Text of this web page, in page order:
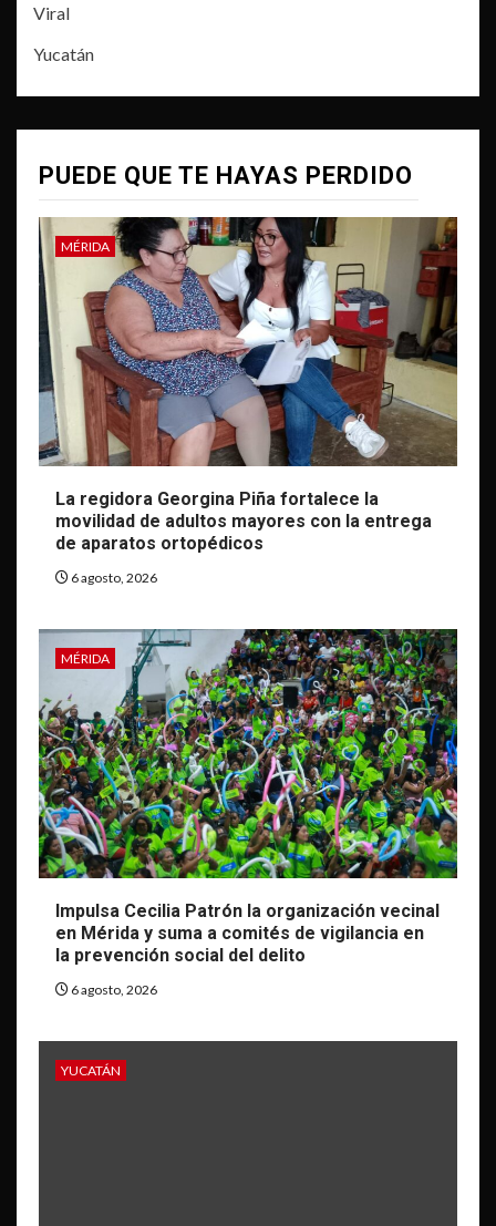
Viral
Yucatán
PUEDE QUE TE HAYAS PERDIDO
MÉRIDA
La regidora Georgina Piña fortalece la
movilidad de adultos mayores con la entrega
de aparatos ortopédicos
6 agosto, 2026
MÉRIDA
Impulsa Cecilia Patrón la organización vecinal
en Mérida y suma a comités de vigilancia en
la prevención social del delito
6 agosto, 2026
YUCATÁN